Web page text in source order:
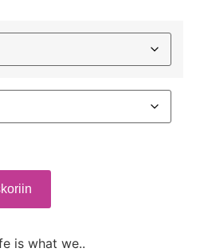
is what we..